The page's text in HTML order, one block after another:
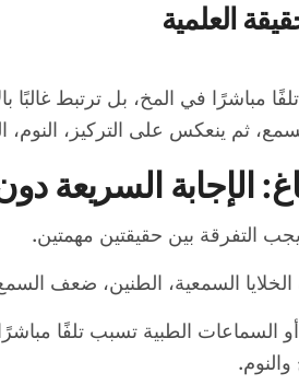
العلمية
ثم ينعكس على التركيز، النوم،
الإجابة السريعة
التفرقة بين حقيقتين مهمتين.
السمعية، الطنين، ضعف
السماعات الطبية تسبب تلفًا